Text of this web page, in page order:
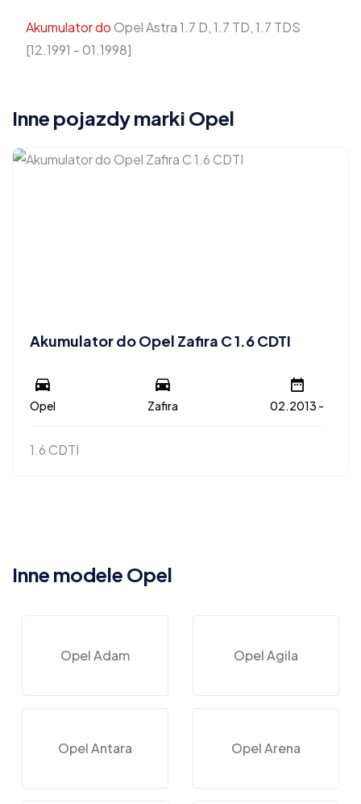
Akumulator doOpel Astra 1.7 D, 1.7 TD, 1.7 TDS
[12.1991 - 01.1998]
Inne pojazdy marki Opel
Akumulator do Opel Zafira C 1.6 CDTI
Opel Zafira 02.2013 -
1.6 CDTI
Inne modele Opel
Opel Adam Opel Agila
Opel Antara Opel Arena